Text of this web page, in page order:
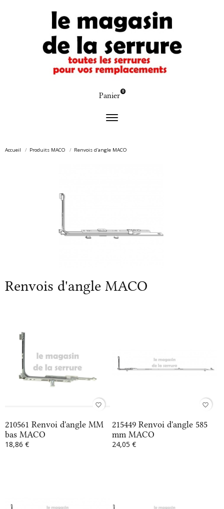
Panier 0
Accueil Produits MACO Renvois d'angle MACO
Renvois d'angle MACO
favorite_border
210561 Renvoi d'angle MM
bas MACO
18,86 €
favorite_border
215449 Renvoi d'angle 585
mm MACO
24,05 €